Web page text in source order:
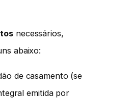
necessários,
abaixo:
de casamento (se
emitida por